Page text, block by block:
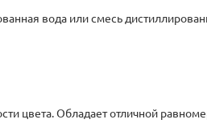
вода или смесь
цвета. Обладает отличной